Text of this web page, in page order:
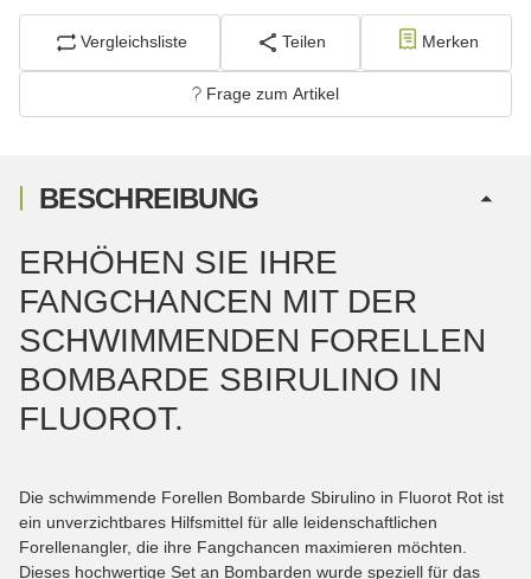
Vergleichsliste Teilen Merken
Frage zum Artikel
BESCHREIBUNG
ERHÖHEN SIE IHRE
FANGCHANCEN MIT DER
SCHWIMMENDEN FORELLEN
BOMBARDE SBIRULINO IN
FLUOROT.
Die schwimmende Forellen Bombarde Sbirulino in Fluorot Rot ist
ein unverzichtbares Hilfsmittel für alle leidenschaftlichen
Forellenangler, die ihre Fangchancen maximieren möchten.
Dieses hochwertige Set an Bombarden wurde speziell für das